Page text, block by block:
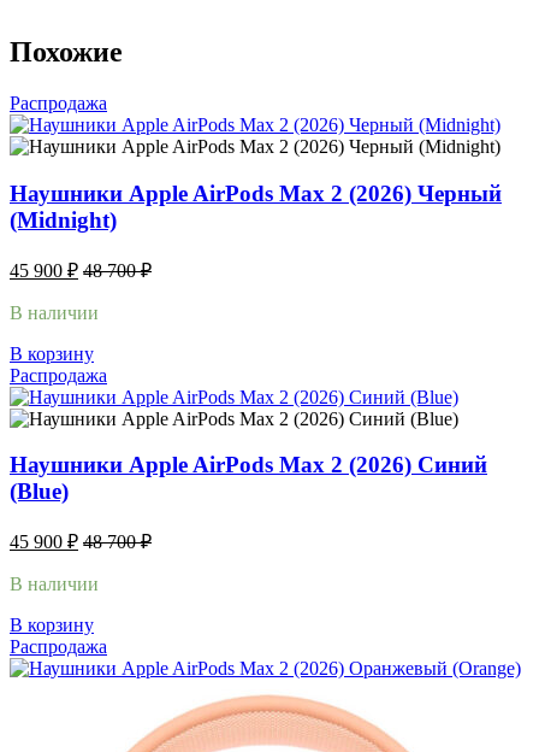
Похожие
Распродажа
Наушники Apple AirPods Max 2 (2026) Черный
(Midnight)
45 900 ₽ 48 700₽
В наличии
В корзину
Распродажа
Наушники Apple AirPods Max 2 (2026) Синий
(Blue)
45 900 ₽ 48 700₽
В наличии
В корзину
Распродажа